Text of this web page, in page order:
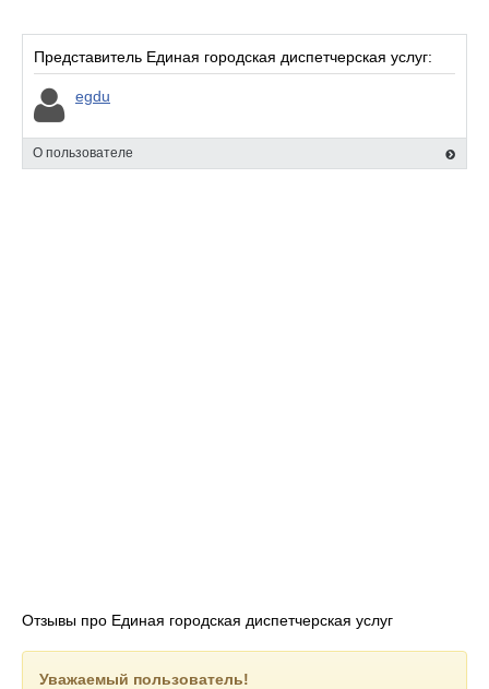
Представитель Единая городская диспетчерская услуг:
egdu
О пользователе
Отзывы про Единая городская диспетчерская услуг
Уважаемый пользователь!